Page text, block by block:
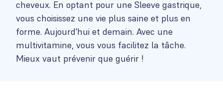
cheveux. En optant pour une Sleeve gastrique,
vous choisissez une vie plus saine et plus en
forme. Aujourd'hui et demain. Avec une
multivitamine, vous vous facilitez la tâche.
Mieux vaut prévenir que guérir !